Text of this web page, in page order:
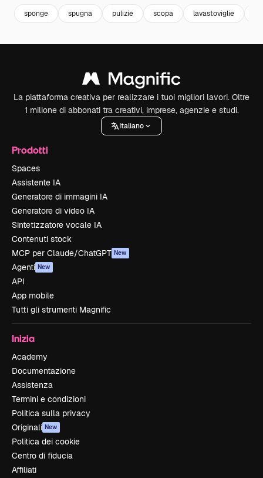
sponge spugna pulizie scopa lavastoviglie
La piattaforma creativa per realizzare i tuoi migliori lavori. Oltre
1 milione di abbonati tra creativi, imprese, agenzie e studi.
Italiano
Prodotti
Spaces
Assistente IA
Generatore di immagini IA
Generatore di video IA
Sintetizzatore vocale IA
Contenuti stock
MCP per Claude/ChatGPT New
Agenti New
API
App mobile
Tutti gli strumenti Magnific
Inizia
Academy
Documentazione
Assistenza
Termini e condizioni
Politica sulla privacy
Originali New
Politica dei cookie
Centro di fiducia
Affiliati